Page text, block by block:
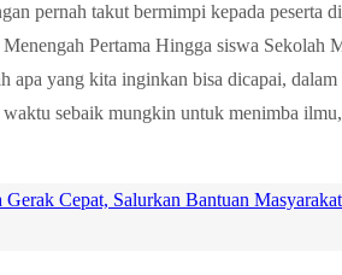
pernah takut bermimpi kepada peserta
Pertama Hingga siswa Sekolah
apa yang kita inginkan bisa dicapai,
sebaik mungkin untuk menimba
Gerak Cepat, Salurkan Bantuan